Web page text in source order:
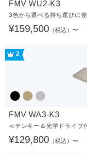
FMV WU2-K3
3色から選べる持ち運びに
¥159,500 （税込）〜
2
FMV WA3-K3
≪テンキー＆光学ドライブ
¥129,800 （税込）〜